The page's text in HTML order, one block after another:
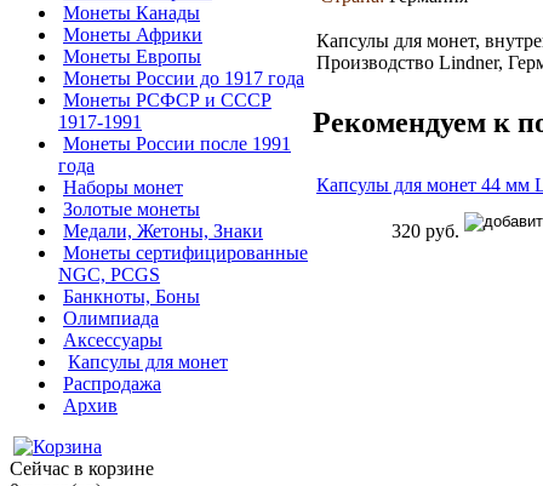
Монеты Канады
Монеты Африки
Монеты Европы
Монеты России до 1917 года
Монеты РСФСР и СССР
1917-1991
Монеты России после 1991
года
Наборы монет
Золотые монеты
Медали, Жетоны, Знаки
Монеты сертифицированные
NGC, PCGS
Банкноты, Боны
Олимпиада
Аксессуары
Капсулы для монет
Распродажа
Архив
Сейчас в корзине
Капсулы для монет,
Производство Lindner,
Рекомендуем к
Капсулы для монет 44 мм
320 руб.